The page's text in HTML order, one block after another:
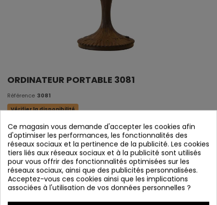
ORDINATEUR PORTABLE 3081
Référence 3081
Vérifier la disponibilité
Portátil 1L
Crystal tiffany Original
Chocolat brun Foundry
1 x E27 (bombilla non incluse)
30 x 45 cm
Ce magasin vous demande d'accepter les cookies afin
d'optimiser les performances, les fonctionnalités des
réseaux sociaux et la pertinence de la publicité. Les cookies
tiers liés aux réseaux sociaux et à la publicité sont utilisés
pour vous offrir des fonctionnalités optimisées sur les
réseaux sociaux, ainsi que des publicités personnalisées.
Acceptez-vous ces cookies ainsi que les implications
associées à l'utilisation de vos données personnelles ?